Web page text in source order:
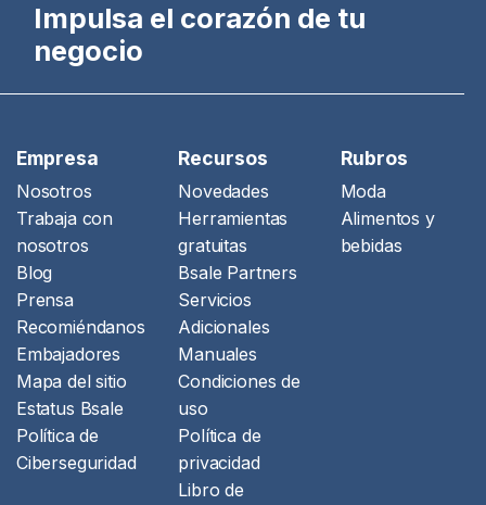
Impulsa el corazón de tu
negocio
Empresa
Nosotros
Trabaja con
nosotros
Blog
Prensa
Recomiéndanos
Embajadores
Mapa del sitio
Estatus Bsale
Política de
Ciberseguridad
Recursos
Novedades
Herramientas
gratuitas
Bsale Partners
Servicios
Adicionales
Manuales
Condiciones de
uso
Política de
privacidad
Libro de
Rubros
Moda
Alimentos y
bebidas